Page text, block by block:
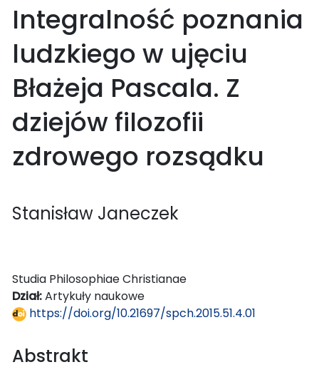
Integralność poznania
ludzkiego w ujęciu
Błażeja Pascala. Z
dziejów filozofii
zdrowego rozsądku
Stanisław Janeczek
Studia Philosophiae Christianae
Dział:Artykuły naukowe
https://doi.org/10.21697/spch.2015.51.4.01
Abstrakt